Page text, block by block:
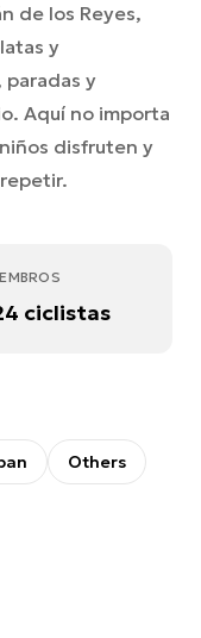
de los Reyes,
y
y
Aquí no importa
disfruten y
ciclistas
Others